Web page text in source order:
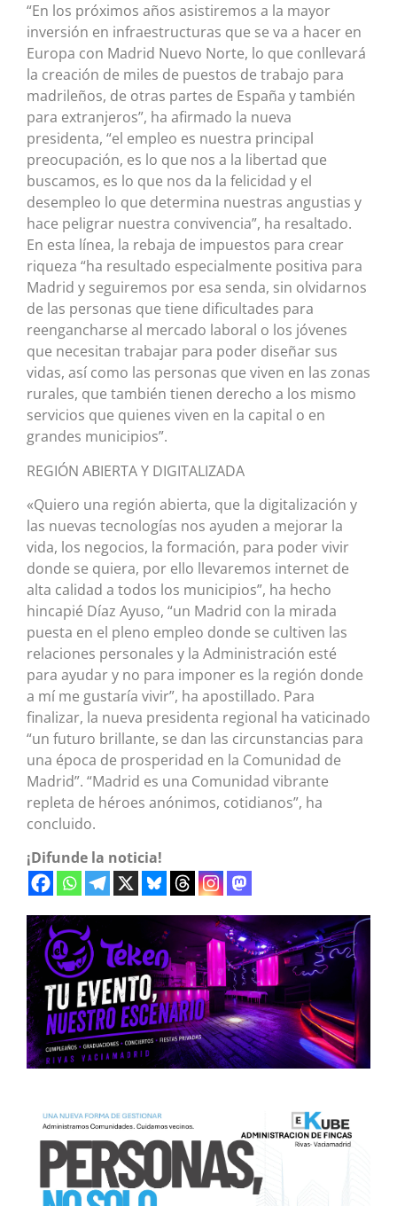
“En los próximos años asistiremos a la mayor
inversión en infraestructuras que se va a hacer en
Europa con Madrid Nuevo Norte, lo que conllevará
la creación de miles de puestos de trabajo para
madrileños, de otras partes de España y también
para extranjeros”, ha afirmado la nueva
presidenta, “el empleo es nuestra principal
preocupación, es lo que nos a la libertad que
buscamos, es lo que nos da la felicidad y el
desempleo lo que determina nuestras angustias y
hace peligrar nuestra convivencia”, ha resaltado.
En esta línea, la rebaja de impuestos para crear
riqueza “ha resultado especialmente positiva para
Madrid y seguiremos por esa senda, sin olvidarnos
de las personas que tiene dificultades para
reengancharse al mercado laboral o los jóvenes
que necesitan trabajar para poder diseñar sus
vidas, así como las personas que viven en las zonas
rurales, que también tienen derecho a los mismo
servicios que quienes viven en la capital o en
grandes municipios”.
REGIÓN ABIERTA Y DIGITALIZADA
«Quiero una región abierta, que la digitalización y
las nuevas tecnologías nos ayuden a mejorar la
vida, los negocios, la formación, para poder vivir
donde se quiera, por ello llevaremos internet de
alta calidad a todos los municipios”, ha hecho
hincapié Díaz Ayuso, “un Madrid con la mirada
puesta en el pleno empleo donde se cultiven las
relaciones personales y la Administración esté
para ayudar y no para imponer es la región donde
a mí me gustaría vivir”, ha apostillado. Para
finalizar, la nueva presidenta regional ha vaticinado
“un futuro brillante, se dan las circunstancias para
una época de prosperidad en la Comunidad de
Madrid”. “Madrid es una Comunidad vibrante
repleta de héroes anónimos, cotidianos”, ha
concluido.
¡Difunde la noticia!